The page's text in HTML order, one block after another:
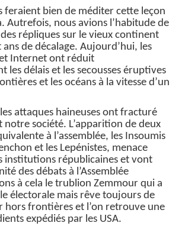
feraient bien de méditer cette leçon
Autrefois, nous avions l’habitude de
répliques sur le vieux continent
de décalage. Aujourd’hui, les
Internet ont réduit
les délais et les secousses éruptives
et les océans à la vitesse d’un
attaques haineuses ont fracturé
notre société. L’apparition de deux
à l’assemblée, les Insoumis
et les Lepénistes, menace
institutions républicaines et vont
des débats à l’Assemblée
à cela le trublion Zemmour qui a
électorale mais rêve toujours de
hors frontières et l’on retrouve une
expédiés par les USA.